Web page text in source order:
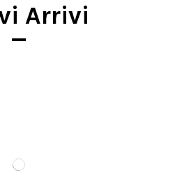
Arrivi